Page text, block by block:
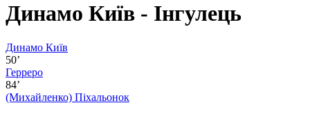
Динамо Київ - Інгулець
Динамо Київ
50’
Герреро
84’
(Михайленко) Піхальонок